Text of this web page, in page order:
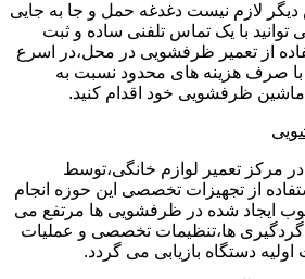
دیگر لازم نیست دغدغه حمل و جا به جایی
توانید با یک تماس تلفنی ساده و ثبت
از تعمیر ظرفشویی در محل،در اسرع
صرف هزینه های محدود نسبت به
ماشین ظرفشویی خود اقدام کنید.
مرکز تعمیر لوازم خانگی،توسط
از تجهیزات تخصصی این حوزه انجام
عیوب ایجاد شده در ظرفشویی ها مرتفع می
گردگیری ها،تنظیمات تخصصی و عملیات
دستگاه بازیابی می گردد.